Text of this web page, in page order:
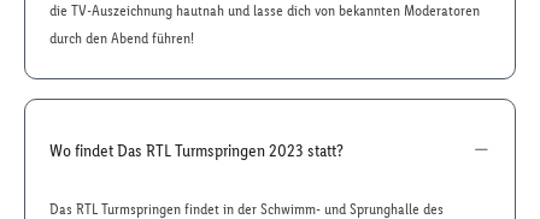
die TV-Auszeichnung hautnah und lasse dich von bekannten Moderatoren
durch den Abend führen!
Wo findet Das RTL Turmspringen 2023 statt?
Das RTL Turmspringen findet in der Schwimm- und Sprunghalle des